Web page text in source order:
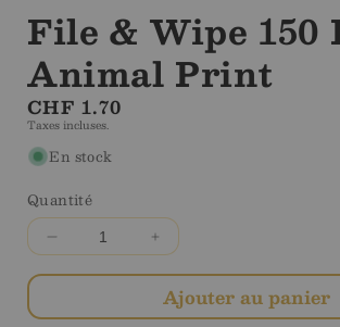
File & Wipe 150
Animal Print
Prix
régulier
CHF 1.70
Taxes incluses.
En stock
Quantité
Diminuer
la
pour
Augmenter
la
quantité
pour
Ajouter au panier